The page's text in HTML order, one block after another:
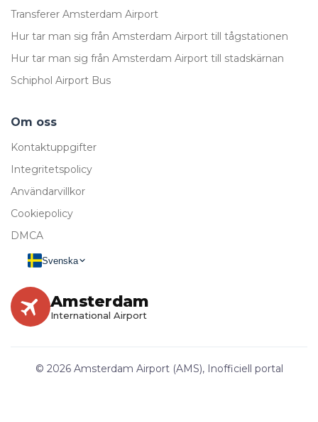
Transferer Amsterdam Airport
Hur tar man sig från Amsterdam Airport till tågstationen
Hur tar man sig från Amsterdam Airport till stadskärnan
Schiphol Airport Bus
Om oss
Kontaktuppgifter
Integritetspolicy
Användarvillkor
Cookiepolicy
DMCA
Svenska
Amsterdam
International Airport
© 2026 Amsterdam Airport (AMS), Inofficiell portal